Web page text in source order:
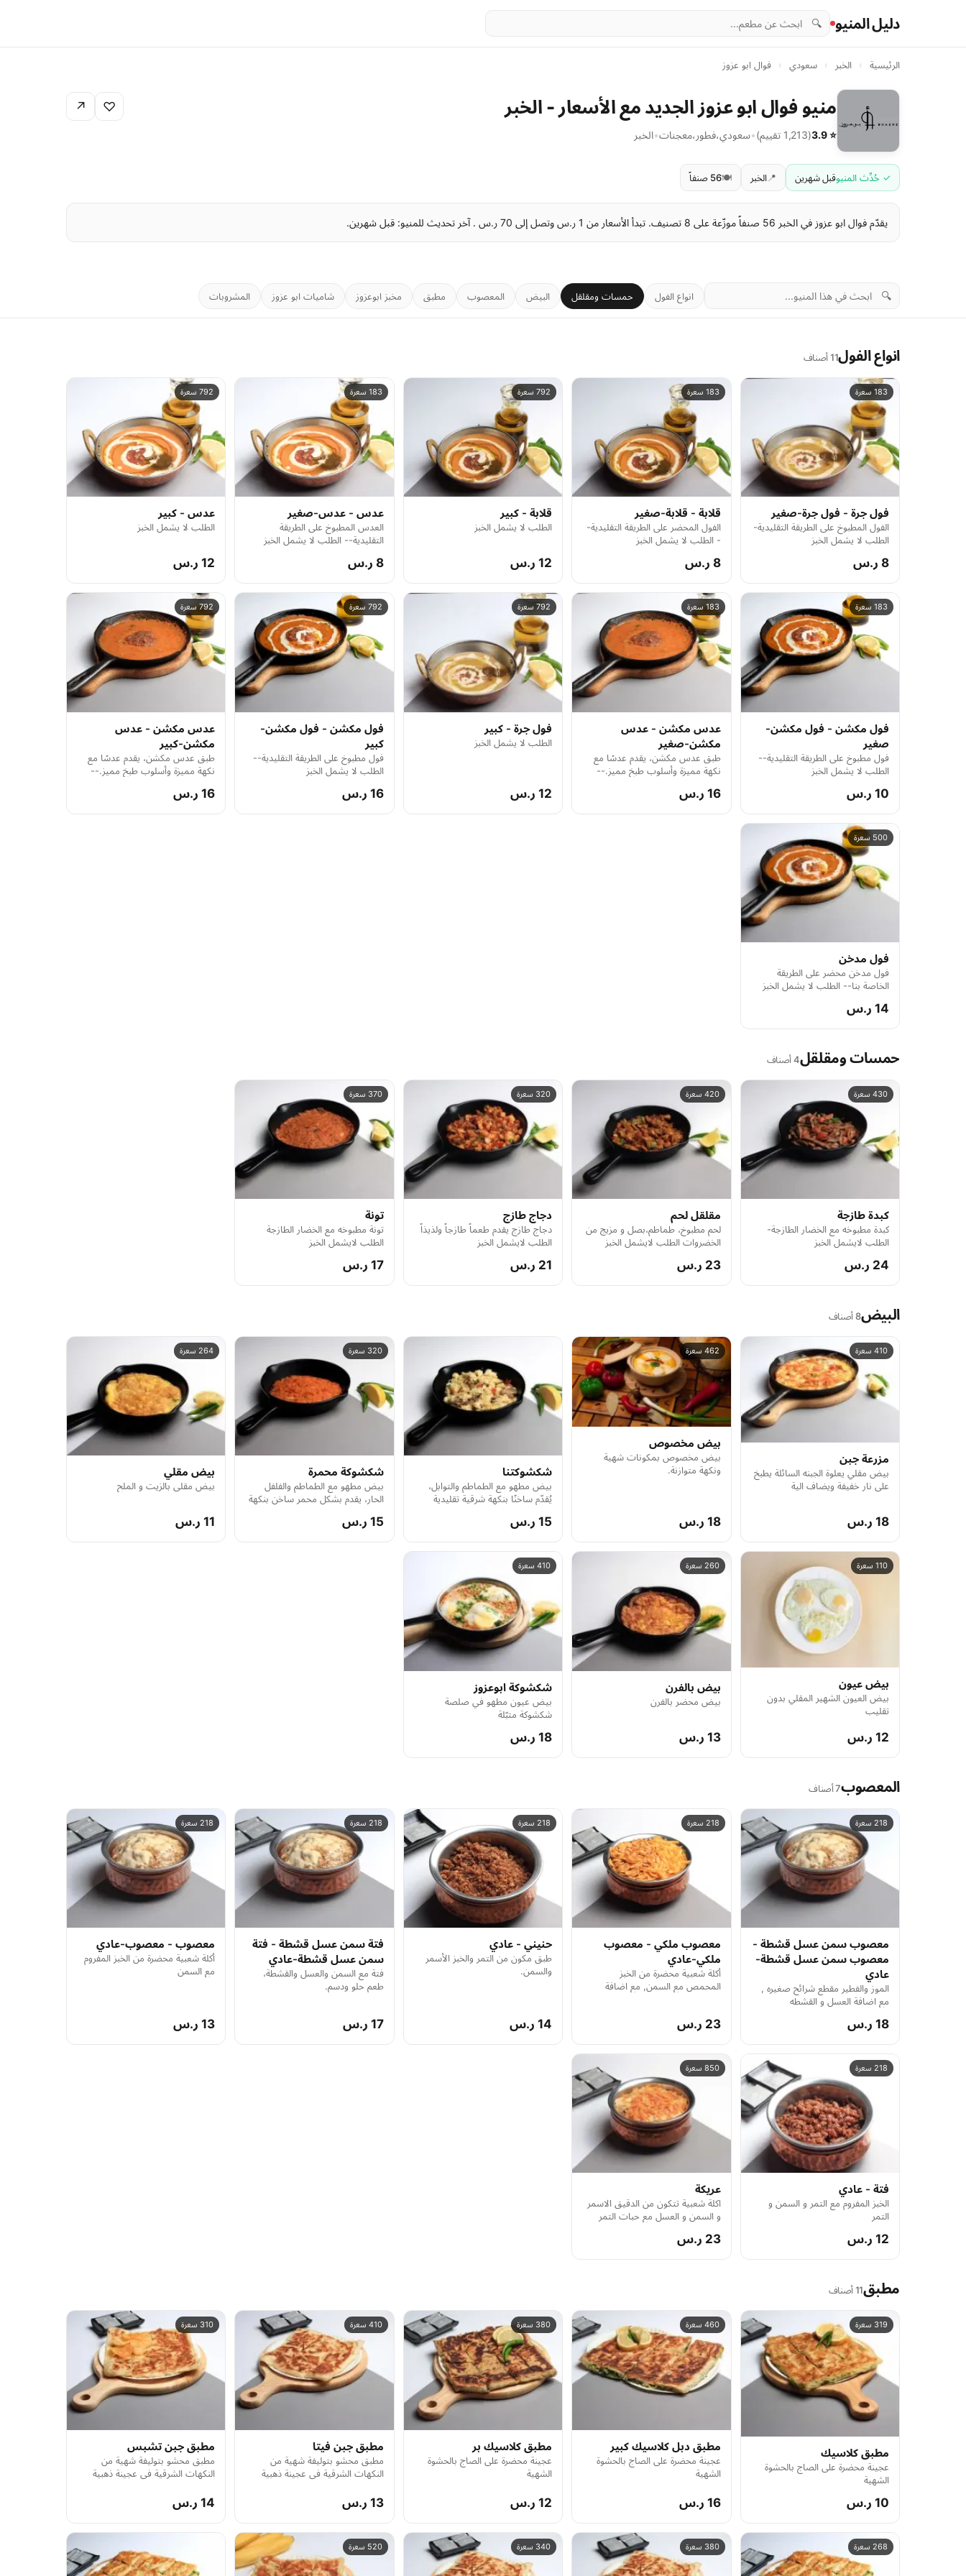
دليل المنيو 🔍
الرئيسية › الخبر › سعودي › فوال ابو عزوز
منيو فوال ابو عزوز الجديد مع الأسعار - الخبر
⭐ 3.9 (1,213 تقييم) •سعودي،فطور ،معجنات•الخبر
♡
↗
✓ حُدِّث المنيوقبل شهرين 📍الخبر 🍽️56 صنفاً
يقدّم فوال ابو عزوز في الخبر 56 صنفاً موزّعة على 8 تصنيف. تبدأ الأسعار من 1 ر.س وتصل إلى 70 ر.س . آخر تحديث للمنيو: قبل شهرين.
🔍 انواع الفول حمسات ومقلقل البيض المعصوب مطبق مخبز ابوعزوز شاميات ابو عزوز المشروبات
انواع الفول11 أصناف
183 سعرة
فول جرة - فول جرة-صغير
الفول المطبوخ على الطريقة التقليدية-
الطلب لا يشمل الخبز
8 ر.س
183 سعرة
قلابة - قلابة-صغير
الفول المحضر على الطريقة التقليدية-
- الطلب لا يشمل الخبز
8 ر.س
792 سعرة
قلابة - كبير
الطلب لا يشمل الخبز
12 ر.س
183 سعرة
عدس - عدس-صغير
العدس المطبوخ على الطريقة
التقليدية-- الطلب لا يشمل الخبز
8 ر.س
792 سعرة
عدس - كبير
الطلب لا يشمل الخبز
12 ر.س
183 سعرة
فول مكشن - فول مكشن-
صغير
فول مطبوخ على الطريقة التقليدية--
الطلب لا يشمل الخبز
10 ر.س
183 سعرة
عدس مكشن - عدس
مكشن-صغير
طبق عدس مكشن، يقدم عدسًا مع
نكهة مميزة وأسلوب طبخ مميز.--
16 ر.س
792 سعرة
فول جرة - كبير
الطلب لا يشمل الخبز
12 ر.س
792 سعرة
فول مكشن - فول مكشن-
كبير
فول مطبوخ على الطريقة التقليدية--
الطلب لا يشمل الخبز
16 ر.س
792 سعرة
عدس مكشن - عدس
مكشن-كبير
طبق عدس مكشن، يقدم عدسًا مع
نكهة مميزة وأسلوب طبخ مميز.--
يشمل الخبز
16 ر.س
500 سعرة
فول مدخن
فول مدخن محضر على الطريقة
الخاصة بنا-- الطلب لا يشمل الخبز
14 ر.س
حمسات ومقلقل4 أصناف
430 سعرة
كبدة طازجة
كبدة مطبوخه مع الخضار الطازجة-
الطلب لايشمل الخبز
24 ر.س
420 سعرة
مقلقل لحم
لحم مطبوخ، طماطم،بصل و مزيج من
الخضروات الطلب لايشمل الخبز
23 ر.س
320 سعرة
دجاج طازج
دجاج طازج يقدم طعماً طازجاً ولذيذاً
الطلب لايشمل الخبز
21 ر.س
370 سعرة
تونة
تونة مطبوخه مع الخضار الطازجة
الطلب لايشمل الخبز
17 ر.س
البيض8 أصناف
410 سعرة
مزرعة جبن
بيض مقلي يعلوة الجبنه السائلة يطبخ
على نار خفيفة ويضاف الية
18 ر.س
462 سعرة
بيض مخصوص
بيض مخصوص بمكونات شهية
ونكهة متوازنة.
18 ر.س
شكشوكتنا
بيض مطهو مع الطماطم والتوابل،
يُقدّم ساخنًا بنكهة شرقية تقليدية
15 ر.س
320 سعرة
شكشوكة محمرة
بيض مطهو مع الطماطم والفلفل
الحار، يقدم بشكل محمر ساخن بنكهة
15 ر.س
264 سعرة
بيض مقلي
بيض مقلي بالزيت و الملح
11 ر.س
110 سعرة
بيض عيون
بيض العيون الشهير المقلي بدون
تقليب
12 ر.س
260 سعرة
بيض بالفرن
بيض محضر بالفرن
13 ر.س
410 سعرة
شكشوكة ابوعزوز
بيض عيون مطهو في صلصة
شكشوكة متبّلة
18 ر.س
المعصوب7 أصناف
218 سعرة
معصوب سمن عسل قشطة -
معصوب سمن عسل قشطة-
عادي
الموز والفطير مقطع شرائح صغيره ,
مع اضافة العسل و القشطه
18 ر.س
218 سعرة
معصوب ملكي - معصوب
ملكي-عادي
أكلة شعبية محضرة من الخبز
المحمص مع السمن, مع اضافة
23 ر.س
218 سعرة
حنيني - عادي
طبق مكون من التمر والخبز الأسمر
والسمن.
14 ر.س
218 سعرة
فتة سمن عسل قشطة - فتة
سمن عسل قشطة-عادي
فتة مع السمن والعسل والقشطة،
طعم حلو ودسم.
17 ر.س
218 سعرة
معصوب - معصوب-عادي
أكلة شعبية محضرة من الخبز المفروم
مع السمن
13 ر.س
218 سعرة
فتة - عادي
الخبز المفروم مع التمر و السمن و
التمر
12 ر.س
850 سعرة
عريكة
اكلة شعبية تتكون من الدقيق الاسمر
و السمن و العسل مع حبات التمر
23 ر.س
مطبق11 أصناف
319 سعرة
مطبق كلاسيك
عجينة محضرة على الصاج بالحشوة
الشهية
10 ر.س
460 سعرة
مطبق دبل كلاسيك كبير
عجينة محضرة على الصاج بالحشوة
الشهية
16 ر.س
380 سعرة
مطبق كلاسيك بر
عجينة محضرة على الصاج بالحشوة
الشهية
12 ر.س
410 سعرة
مطبق جبن فيتا
مطبق محشو بتوليفة شهية من
النكهات الشرقية في عجينة ذهبية
13 ر.س
310 سعرة
مطبق جبن تشبس
مطبق محشو بتوليفة شهية من
النكهات الشرقية في عجينة ذهبية
14 ر.س
268 سعرة 380 سعرة 340 سعرة 520 سعرة